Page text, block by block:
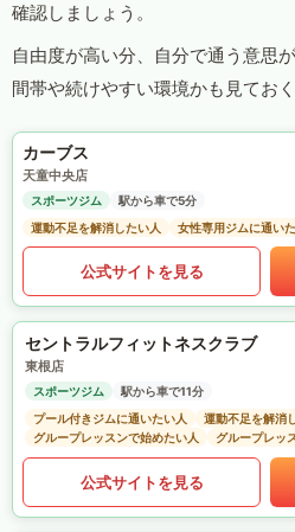
確認しましょう。
自由度が高い分、自分で通う意思
間帯や続けやすい環境かも見ておく
カーブス
天童中央店
スポーツジム
駅から車で5分
運動不足を解消したい人
女性専用ジムに通い
公式サイトを見る
セントラルフィットネスクラブ
東根店
スポーツジム
駅から車で11分
プール付きジムに通いたい人
運動不足を解消
グループレッスンで始めたい人
グループレッ
公式サイトを見る